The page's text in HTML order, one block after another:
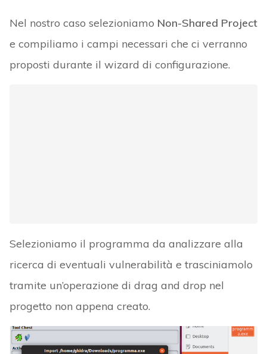
Nel nostro caso selezioniamo Non-Shared Project
e compiliamo i campi necessari che ci verranno
proposti durante il wizard di configurazione.
Selezioniamo il programma da analizzare alla
ricerca di eventuali vulnerabilità e trasciniamolo
tramite un’operazione di drag and drop nel
progetto non appena creato.